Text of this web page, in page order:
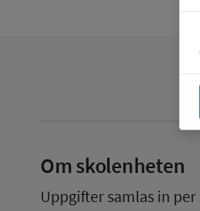
Om skolenheten
Uppgifter samlas in